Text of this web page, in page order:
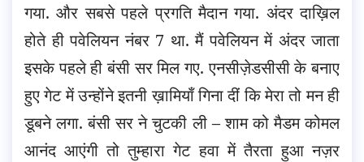
गया. और सबसे पहले प्रगति मैदान गया. अंदर दाख़िल
होते ही पवेलियन नंबर 7 था. मैं पवेलियन में अंदर जाता
इसके पहले ही बंसी सर मिल गए. एनसीज़ेडसीसी के बनाए
हुए गेट में उन्होंने इतनी ख़ामियाँ गिना दीं कि मेरा तो मन ही
डूबने लगा. बंसी सर ने चुटकी ली – शाम को मैडम कोमल
आनंद आएंगी तो तुम्हारा गेट हवा में तैरता हुआ नज़र